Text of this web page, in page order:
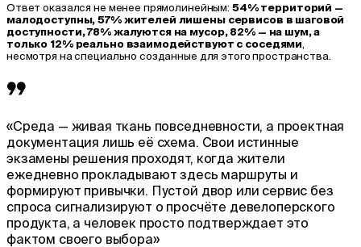
Ответ оказался не менее прямолинейным: 54% территорий —
малодоступны, 57% жителей лишены сервисов в шаговой
доступности, 78% жалуются на мусор, 82% — на шум, а
только 12% реально взаимодействуют с соседями
несмотря на специально созданные для этого пространства.
«Среда — живая ткань повседневности, а проектная
документация лишь её схема. Свои истинные
экзамены решения проходят, когда жители
ежедневно прокладывают здесь маршруты и
формируют привычки. Пустой двор или сервис без
спроса сигнализируют о просчёте девелоперского
продукта, а человек просто подтверждает это
фактом своего выбора»